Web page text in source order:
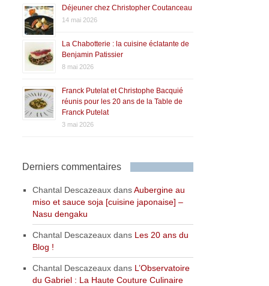
Déjeuner chez Christopher Coutanceau
14 mai 2026
La Chabotterie : la cuisine éclatante de
Benjamin Patissier
8 mai 2026
Franck Putelat et Christophe Bacquié
réunis pour les 20 ans de la Table de
Franck Putelat
3 mai 2026
Derniers commentaires
Chantal Descazeaux dansAubergine au
miso et sauce soja [cuisine japonaise] –
Nasu dengaku
Chantal Descazeaux dans Les 20 ans du
Blog !
Chantal Descazeaux dans L’Observatoire
du Gabriel : La Haute Couture Culinaire